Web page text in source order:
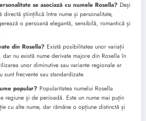
se asociază cu numele Rosella? Deși
directă științifică între nume și personalitate,
o persoană elegantă, sensibilă, romantică și
din Rosella? Există posibilitatea unor variații
nu există nume derivate majore din Rosella în
unor diminutive sau variante regionale ar
sunt frecvente sau standardizate.
popular? Popularitatea numelui Rosella
regiune și de perioadă. Este un nume mai puțin
cu alte nume, dar rămâne o opțiune distinctă și